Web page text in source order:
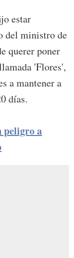
estar
del ministro de
querer poner
'Flores',
a mantener a
días.
peligro a